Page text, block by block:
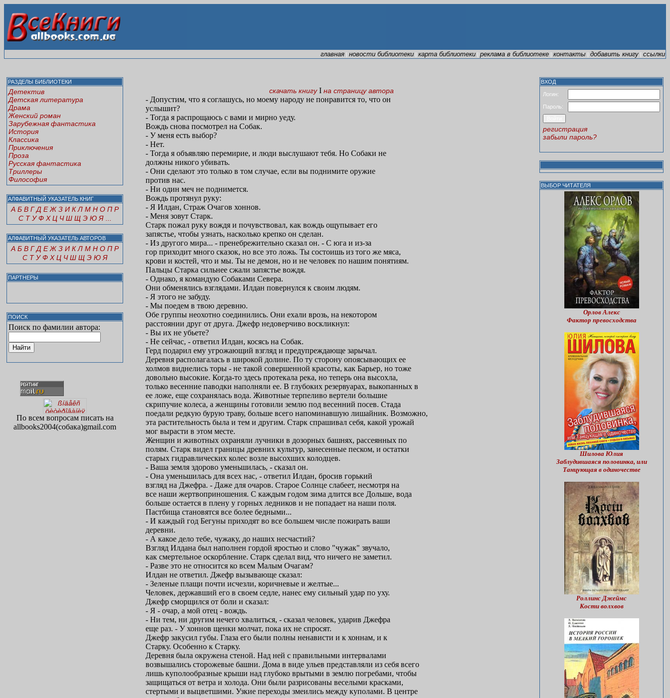
главная | новости библиотеки | карта библиотеки | реклама в библиотеке | контакты | добавить книгу | ссылки
РАЗДЕЛЫ БИБЛИОТЕКИ
Детектив
Детская литература
Драма
Женский роман
Зарубежная фантастика
История
Классика
Приключения
Проза
Русская фантастика
Триллеры
Философия
АЛФАВИТНЫЙ УКАЗАТЕЛЬ КНИГ
А Б В Г Д Е Ж З И К Л М Н О П Р
С Т У Ф Х Ц Ч Ш Щ Э Ю Я
АЛФАВИТНЫЙ УКАЗАТЕЛЬ АВТОРОВ
А Б В Г Д Е Ж З И К Л М Н О П Р
С Т У Ф Х Ц Ч Ш Щ Э Ю Я
ПАРТНЕРЫ
ПОИСК
Поиск по фамилии автора:
По всем вопросам писать на
allbooks2004(собака)gmail.com
скачать книгуI на страницу автора
- Допустим, что я соглашусь, но моему народу не понравится то, что он
услышит?
- Тогда я распрощаюсь с вами и мирно уеду.
Вождь снова посмотрел на Собак.
- У меня есть выбор?
- Нет.
- Тогда я объявляю перемирие, и люди выслушают тебя. Но Собаки не
должны никого убивать.
- Они сделают это только в том случае, если вы поднимите оружие
против нас.
- Ни один меч не поднимется.
Вождь протянул руку:
- Я Илдан, Страж Очагов хоннов.
- Меня зовут Старк.
Старк пожал руку вождя и почувствовал, как вождь ощупывает его
запястье, чтобы узнать, насколько крепко он сделан.
- Из другого мира... - пренебрежительно сказал он. - С юга и из-за
гор приходит много сказок, но все это ложь. Ты состоишь из того же мяса,
крови и костей, что и мы. Ты не демон, но и не человек по нашим понятиям.
Пальцы Старка сильнее сжали запястье вождя.
- Однако, я командую Собаками Севера.
Они обменялись взглядами. Илдан повернулся к своим людям.
- Я этого не забуду.
- Мы поедем в твою деревню.
Обе группы неохотно соединились. Они ехали врозь, на некотором
расстоянии друг от друга. Джефр недоверчиво воскликнул:
- Вы их не убьете?
- Не сейчас, - ответил Илдан, косясь на Собак.
Герд подарил ему угрожающий взгляд и предупреждающе зарычал.
Деревня располагалась в широкой долине. По ту сторону опоясывающих ее
холмов виднелись торы - не такой совершенной красоты, как Барьер, но тоже
довольно высокие. Когда-то здесь протекала река, но теперь она высохла,
только весенние паводки наполняли ее. В глубоких резервуарах, выкопанных в
ее ложе, еще сохранялась вода. Животные терпеливо вертели большие
скрипучие колеса, а женщины готовили землю под весенний посев. Стада
поедали редкую бурую траву, больше всего напоминавшую лишайник. Возможно,
эта растительность была и тем и другим. Старк спрашивал себя, какой урожай
мог вырасти в этом месте.
Женщин и животных охраняли лучники в дозорных башнях, рассеянных по
полям. Старк видел границы древних культур, занесенные песком, и остатки
старых гидравлических колес возле высохших колодцев.
- Ваша земля здорово уменьшилась, - сказал он.
- Она уменьшилась для всех нас, - ответил Илдан, бросив горький
взгляд на Джефра. - Даже для очаров. Старое Солнце слабеет, несмотря на
все наши жертвоприношения. С каждым годом зима длится все Дольше, вода
больше остается в плену у горных ледников и не попадает на наши поля.
Пастбища становятся все более бедными...
- И каждый год Бегуны приходят во все большем числе пожирать ваши
деревни.
- А какое дело тебе, чужаку, до наших несчастий?
Взгляд Илдана был наполнен гордой яростью и слово "чужак" звучало,
как смертельное оскорбление. Старк сделал вид, что ничего не заметил.
- Разве это не относится ко всем Малым Очагам?
Илдан не ответил. Джефр вызывающе сказал:
- Зеленые плащи почти исчезли, коричневые и желтые...
Человек, державший его в своем седле, нанес ему сильный удар по уху.
Джефр сморщился от боли и сказал:
- Я - очар, а мой отец - вождь.
- Ни тем, ни другим нечего хвалиться, - сказал человек, ударив Джефра
еще раз. - У хоннов щенки молчат, пока их не спросят.
Джефр закусил губы. Глаза его были полны ненависти и к хоннам, и к
Старку. Особенно к Старку.
Деревня была окружена стеной. Над ней с правильными интервалами
возвышались сторожевые башни. Дома в виде ульев представляли из себя всего
лишь куполообразные крыши над глубоко врытыми в землю погребами, чтобы
защищаться от ветра и холода. Они были разрисованы веселыми красками,
стертыми и выцветшими. Узкие переходы змеились между куполами. В центре
ВХОД
Логин:
Пароль:
регистрация
забыли пароль?
ВЫБОР ЧИТАТЕЛЯ
Орлов Алекс
Фактор превосходства
Шилова Юлия
Заблудившаяся половинка, или
Танцующая в одиночестве
Роллинс Джеймс
Кости волхвов